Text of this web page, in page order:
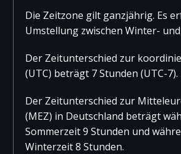
Die Zeitzone gilt ganzjährig. Es
Umstellung zwischen Winter-
Der Zeitunterschied zur
(UTC) beträgt 7 Stunden (UTC-7).
Der Zeitunterschied zur
(MEZ) in Deutschland beträgt
Sommerzeit 9 Stunden und
Winterzeit 8 Stunden.